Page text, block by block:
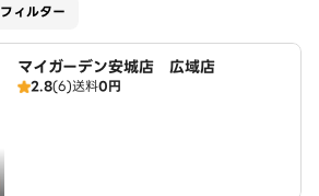
フィルター
マイガーデン安城店 広域店
2.8(6)送料0円